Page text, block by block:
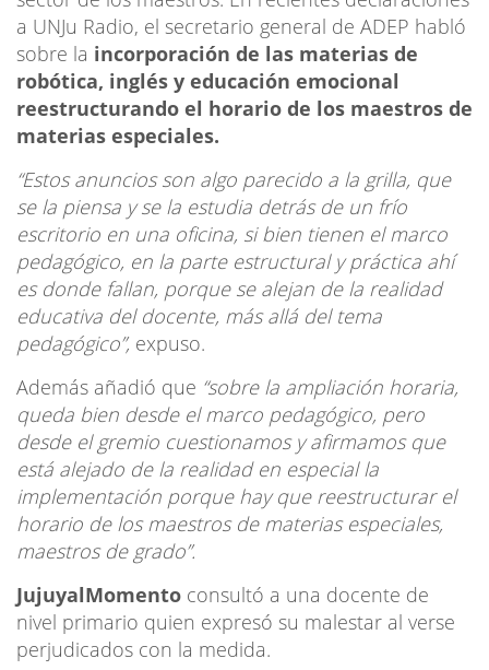
a UNJu Radio, el secretario general de ADEP habló
sobre la incorporación de las materias de
robótica, inglés y educación emocional
reestructurando el horario de los maestros de
materias especiales.
“Estos anuncios son algo parecido a la grilla, que
se la piensa y se la estudia detrás de un frío
escritorio en una oficina, si bien tienen el marco
pedagógico, en la parte estructural y práctica ahí
es donde fallan, porque se alejan de la realidad
educativa del docente, más allá del tema
pedagógico”, expuso.
Además añadió que “sobre la ampliación horaria,
queda bien desde el marco pedagógico, pero
desde el gremio cuestionamos y afirmamos que
está alejado de la realidad en especial la
implementación porque hay que reestructurar el
horario de los maestros de materias especiales,
maestros de grado”.
JujuyalMomento consultó a una docente de
nivel primario quien expresó su malestar al verse
perjudicados con la medida.